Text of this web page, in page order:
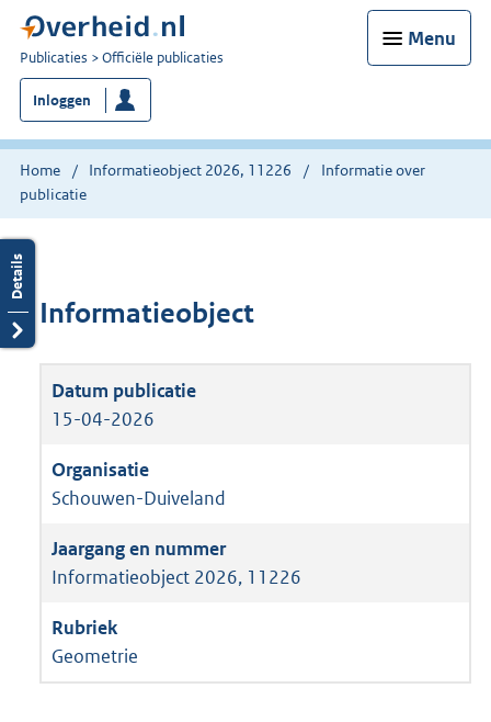
Menu
U
bent
nu
hier:
Publicaties Officiële publicaties
Inloggen
Home Informatieobject 2026, 11226
Informatie over
publicatie
Informatieobject
15-04-2026
Schouwen-Duiveland
Informatieobject 2026, 11226
Geometrie